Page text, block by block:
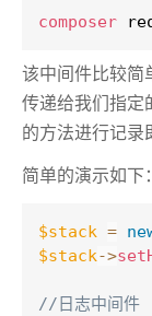
composer
该中间件比较简
传递给我们指定
的方法进行记录
简单的演示如下：
$stack =
$stack->
//日志中间件